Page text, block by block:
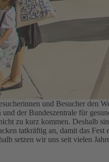
und Besucher den
der Bundeszentrale für
zu kurz kommen. Deshalb
tatkräftig an, damit das
setzen wir uns seit vielen